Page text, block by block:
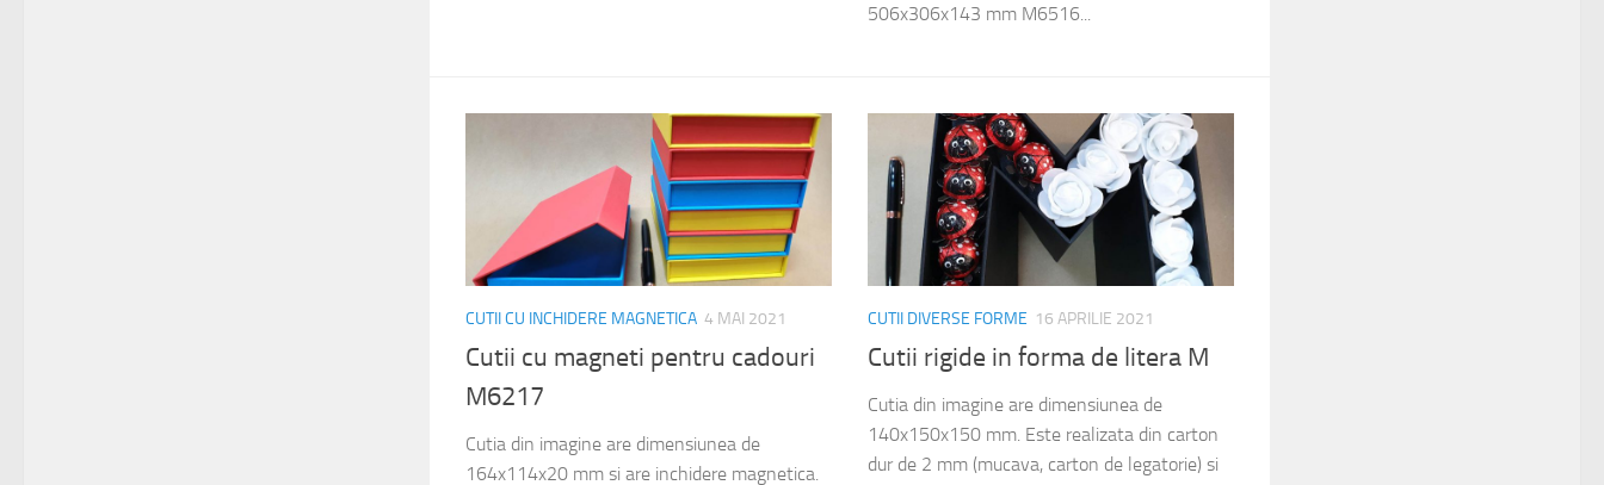
506x306x143 mm M6516...
CUTII CU INCHIDERE MAGNETICA 4 MAI 2021
Cutii cu magneti pentru cadouri
M6217
Cutia din imagine are dimensiunea de
164x114x20 mm si are inchidere magnetica.
CUTII DIVERSE FORME 16 APRILIE 2021
Cutii rigide in forma de litera M
Cutia din imagine are dimensiunea de
140x150x150 mm. Este realizata din carton
dur de 2 mm (mucava, carton de legatorie) si